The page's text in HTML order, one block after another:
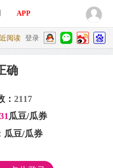
APP
阅读 登录
确
： 2117
31瓜豆/瓜券
瓜豆/瓜券